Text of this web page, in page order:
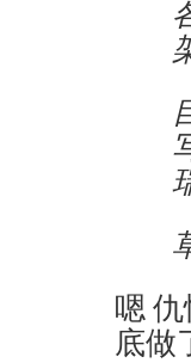
嗯
底做